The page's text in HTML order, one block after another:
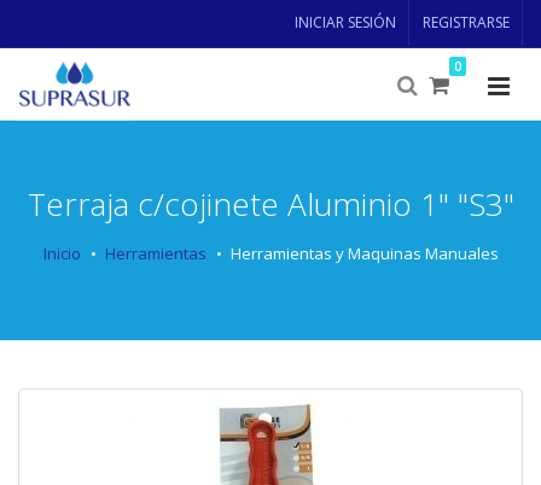
INICIAR SESIÓN REGISTRARSE
0
Terraja c/cojinete Aluminio 1" "S3"
Inicio Herramientas Herramientas y Maquinas Manuales